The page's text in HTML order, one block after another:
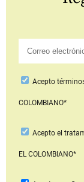
Acepto
COLOMBIANO*
Acepto el
EL COLOMBIANO*